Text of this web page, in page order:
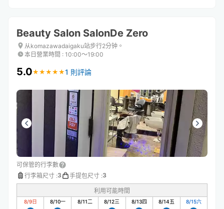
Beauty Salon SalonDe Zero
从komazawadaigaku站步行2分钟。
本日營業時間 : 10:00〜19:00
5.0★ ★ ★ ★ ★
★ ★ ★ ★ ★1 則評論
可保管的行李數
行李箱尺寸 :3 手提包尺寸 :3
利用可能時間
8/9日 8/10一 8/11二 8/12三 8/13四 8/14五 8/15六